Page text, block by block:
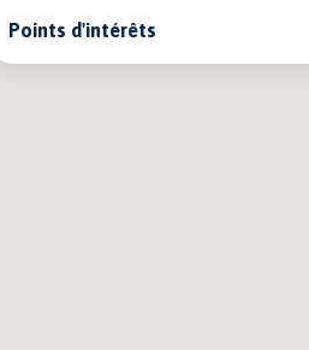
Points d'intérêts